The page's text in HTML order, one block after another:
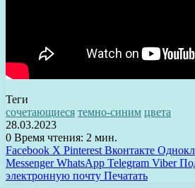
Теги
сочетающиеся темно-синим цвета
28.03.2023
0 Время чтения: 2 мин.
Facebook X Pinterest Вконтакте
Messenger WhatsApp Telegram Viber
электронную почту Печатать